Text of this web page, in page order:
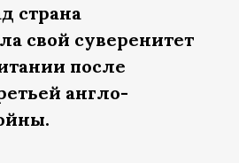
страна
свой суверенитет
после
англо-